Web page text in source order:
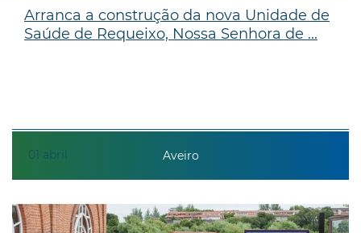
01 abril
Arranca a construção da nova Unidade de
Saúde de Requeixo, Nossa Senhora de ...
Aveiro